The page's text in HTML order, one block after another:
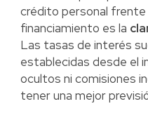
crédito personal
financiamiento es la
Las tasas de interés
establecidas desde el
ocultos ni comisiones
tener una mejor